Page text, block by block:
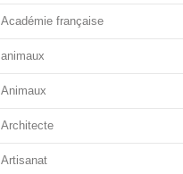
Académie française
animaux
Animaux
Architecte
Artisanat